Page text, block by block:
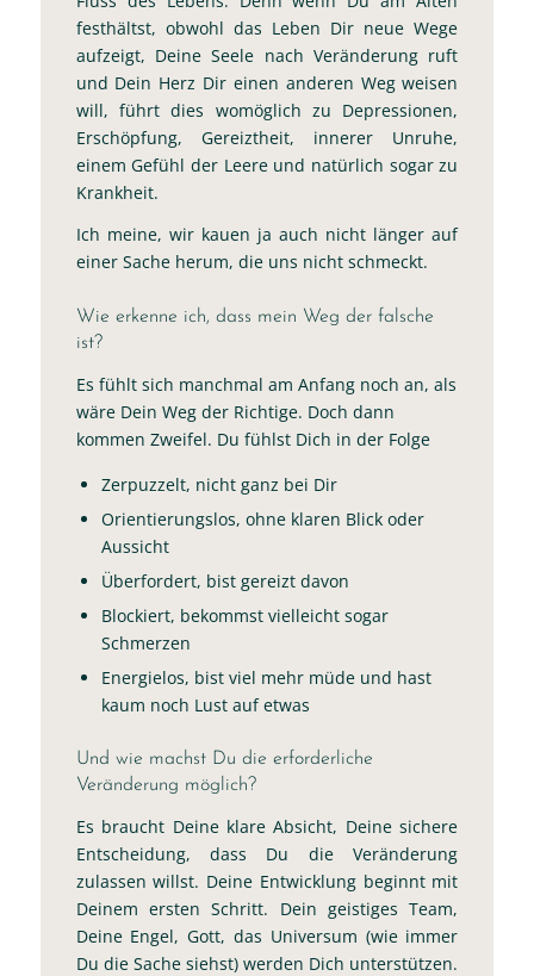
festhältst, obwohl das Leben Dir neue Wege
aufzeigt, Deine Seele nach Veränderung ruft
und Dein Herz Dir einen anderen Weg weisen
will, führt dies womöglich zu Depressionen,
Erschöpfung, Gereiztheit, innerer Unruhe,
einem Gefühl der Leere und natürlich sogar zu
Krankheit.
Ich meine, wir kauen ja auch nicht länger auf
einer Sache herum, die uns nicht schmeckt.
Wie erkenne ich, dass mein Weg der falsche
ist?
Es fühlt sich manchmal am Anfang noch an, als
wäre Dein Weg der Richtige. Doch dann
kommen Zweifel. Du fühlst Dich in der Folge
Zerpuzzelt, nicht ganz bei Dir
Orientierungslos, ohne klaren Blick oder
Aussicht
Überfordert, bist gereizt davon
Blockiert, bekommst vielleicht sogar
Schmerzen
Energielos, bist viel mehr müde und hast
kaum noch Lust auf etwas
Und wie machst Du die erforderliche
Veränderung möglich?
Es braucht Deine klare Absicht, Deine sichere
Entscheidung, dass Du die Veränderung
zulassen willst. Deine Entwicklung beginnt mit
Deinem ersten Schritt. Dein geistiges Team,
Deine Engel, Gott, das Universum (wie immer
Du die Sache siehst) werden Dich unterstützen.